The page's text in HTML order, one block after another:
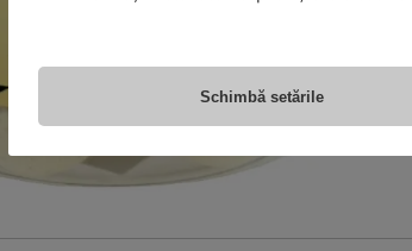
Schimbă setările